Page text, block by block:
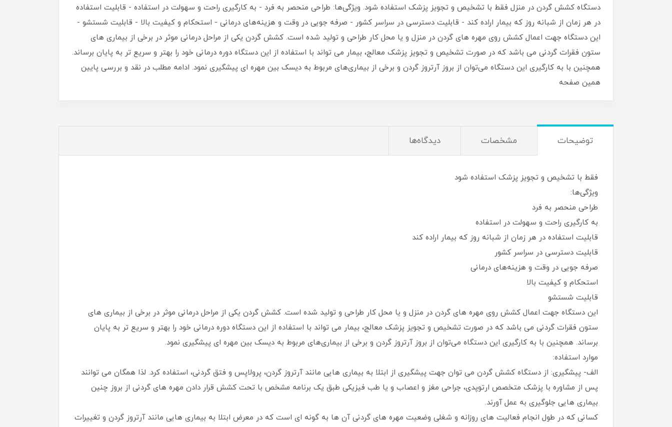
دستگاه کشش گردن در منزل فقط با تشخیص و تجویز پزشک استفاده شود. ویژگی‌ها: طراحی منحصر به فرد - به کارگیری راحت و سهولت در استفاده - قابلیت استفاده
در هر زمان از شبانه روز که بیمار اراده کند - قابلیت دسترسی در سراسر کشور - صرفه جویی در وقت و هزینه‌های درمانی - استحکام و کیفیت بالا - قابلیت شستشو -
این دستگاه جهت اعمال کشش روی مهره‌ های گردن در منزل و یا محل کار طراحی و تولید شده است. کشش گردن یکی از مراحل درمانی موثر در برخی از بیماری ‌های
ستون فقرات گردنی می ‌باشد که در صورت تشخیص و تجویز پزشک معالج، بیمار می‌ تواند با استفاده از این دستگاه دوره درمانی خود را بهتر و سریع ‌تر به پایان برساند.
همچنین با به کارگیری این دستگاه می‌توان از بروز آرتروز گردن و برخی از بیماری‌های مربوط به دیسک بین مهره ‌ای پیشگیری نمود. ادامه مطلب در نقد و بررسی پایین
همین صفحه
توضیحات مشخصات دیدگاه‌ها
فقط با تشخیص و تجویز پزشک استفاده شود
ویژگی‌ها:
طراحی منحصر به فرد
به کارگیری راحت و سهولت در استفاده
قابلیت استفاده در هر زمان از شبانه روز که بیمار اراده کند
قابلیت دسترسی در سراسر کشور
صرفه جویی در وقت و هزینه‌های درمانی
استحکام و کیفیت بالا
قابلیت شستشو
این دستگاه جهت اعمال کشش روی مهره‌ های گردن در منزل و یا محل کار طراحی و تولید شده است. کشش گردن یکی از مراحل درمانی موثر در برخی از بیماری ‌های
ستون فقرات گردنی می ‌باشد که در صورت تشخیص و تجویز پزشک معالج، بیمار می‌ تواند با استفاده از این دستگاه دوره درمانی خود را بهتر و سریع ‌تر به پایان
برساند. همچنین با به کارگیری این دستگاه می‌توان از بروز آرتروز گردن و برخی از بیماری‌های مربوط به دیسک بین مهره ‌ای پیشگیری نمود.
موارد استفاده:
الف- پیشگیری: از دستگاه کشش گردن می ‌توان جهت پیشگیری از ابتلا به بیماری‌ هایی مانند آرتروز گردن، پرولاپس و فتق گردنی، استفاده کرد. لذا همگان می ‌توانند
پس از مشاوره با پزشک متخصص ارتوپدی، جراحی مغز و اعصاب و یا طب فیزیکی طبق یک برنامه مشخص با تحت کشش قرار دادن مهره ‌های گردنی از بروز چنین
بیماری‌ هایی جلوگیری به عمل آورند.
کسانی که در طول انجام فعالیت‌ های روزانه و شغلی وضعیت مهره‌ های گردنی آن ‌ها به گونه ‌ای است که در معرض ابتلا به بیماری ‌هایی مانند آرتروز گردن و تغییرات